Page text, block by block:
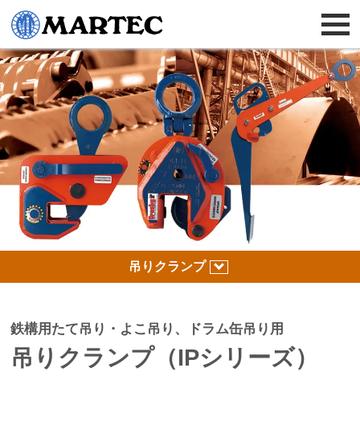
吊りクランプ
鉄構用たて吊り・よこ吊り、 ドラム缶吊り用
吊りクランプ（IPシリーズ）